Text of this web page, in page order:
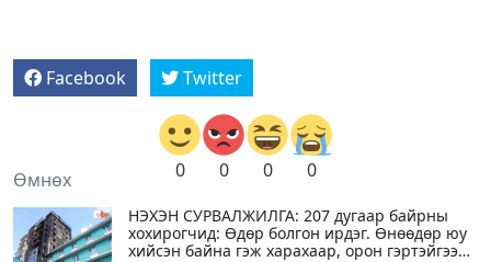
Facebook Twitter
0 0 0 0
Өмнөх
НЭХЭН СУРВАЛЖИЛГА: 207 дугаар байрны
хохирогчид: Өдөр болгон ирдэг. Өнөөдөр юу
хийсэн байна гэж харахаар, орон гэртэйгээ